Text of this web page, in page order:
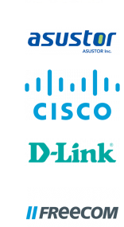
50359201